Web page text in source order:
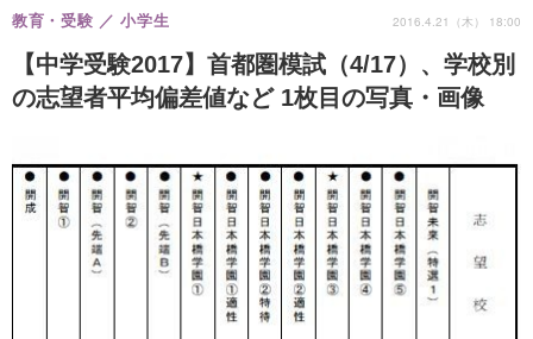
【中学受験2017】首都圏模試（4/17）、学校別
の志望者平均偏差値など 1枚目の写真・画像
教育・受験 小学生 2016.4.21（木） 18:00